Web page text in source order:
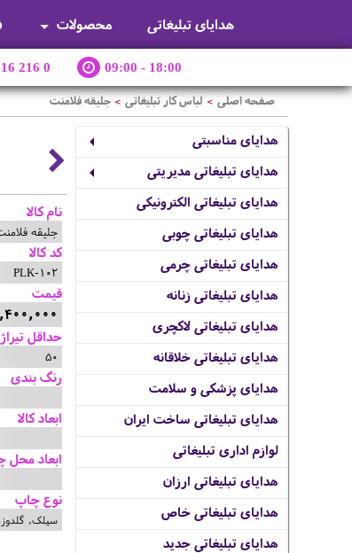
هدایای تبلیغاتی محصولات
216 0 09:00 - 18:00
صفحه اصلی > لباس کار تبلیغاتی > جلیقه فلامنت
هدایای مناسبتی
هدایای تبلیغاتی مدیریتی
هدایای تبلیغاتی الکترونیکی
هدایای تبلیغاتی چوبی
هدایای تبلیغاتی چرمی
هدایای تبلیغاتی زنانه
هدایای تبلیغاتی لاکچری
هدایای تبلیغاتی خلاقانه
هدایای پزشکی و سلامت
هدایای تبلیغاتی ساخت ایران
لوازم اداری تبلیغاتی
هدایای تبلیغاتی ارزان
هدایای تبلیغاتی خاص
هدایای تبلیغاتی جدید
نام کالا
جلیقه
کد کالا
PLK-102
قیمت
5,400,000
حداقل تیراژ
50
رنگ بندی
ابعاد کالا
ابعاد محل
نوع چاپ
سیلک,